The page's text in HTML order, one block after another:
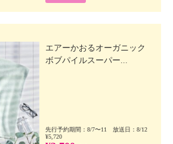
エアーかおるオーガニック
ボブパイルスーパー...
先行予約期間：8/7〜11 放送日：8/12
¥5,720